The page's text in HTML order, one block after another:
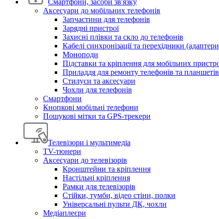
Смартфони, засоби зв'язку
Аксесуари до мобільних телефонів
Запчастини для телефонів
Зарядні пристрої
Захисні плівки та скло до телефонів
Кабелі синхронізації та перехідники
Моноподи
Підставки та кріплення для мобільних
Приладдя для ремонту телефонів та планшетів
Стилуси та аксесуари
Чохли для телефонів
Смартфони
Кнопкові мобільні телефони
Пошукові мітки та GPS-трекери
Телевізори і мультимедіа
TV-тюнери
Аксесуари до телевізорів
Кронштейни та кріплення
Настільні кріплення
Рамки для телевізорів
Стійки, тумби, відео стіни, полки
Універсальні пульти ДК, чохли
Медіаплеєри